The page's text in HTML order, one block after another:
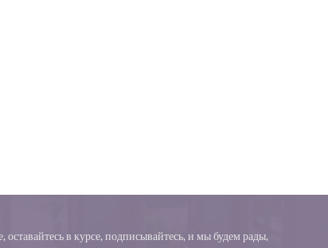
оставайтесь в курсе, подписывайтесь, и мы будем рады,